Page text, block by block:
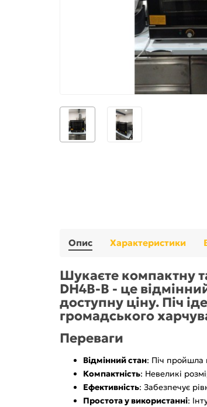
Опис Характеристики
Шукаєте компактну
DH4B-B - це
доступну ціну. Піч
громадського
Переваги
Відмінний стан: Піч пройшла
Компактність: Невеликі
Ефективність: Забезпечує
Простота у використанні: